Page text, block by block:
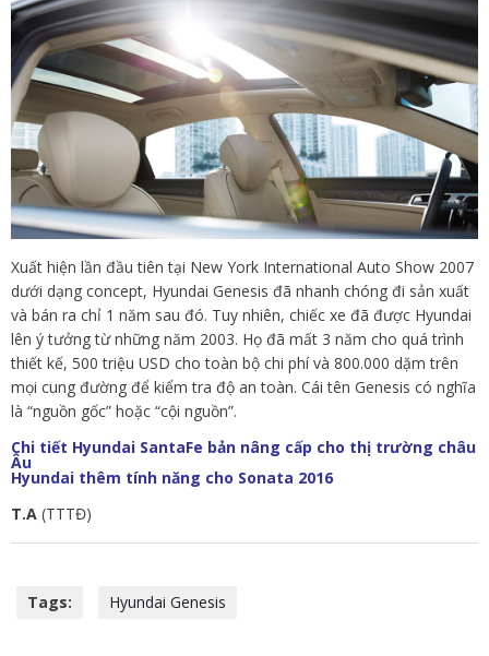
Xuất hiện lần đầu tiên tại New York International Auto Show 2007
dưới dạng concept, Hyundai Genesis đã nhanh chóng đi sản xuất
và bán ra chỉ 1 năm sau đó. Tuy nhiên, chiếc xe đã được Hyundai
lên ý tưởng từ những năm 2003. Họ đã mất 3 năm cho quá trình
thiết kế, 500 triệu USD cho toàn bộ chi phí và 800.000 dặm trên
mọi cung đường để kiểm tra độ an toàn. Cái tên Genesis có nghĩa
là “nguồn gốc” hoặc “cội nguồn”.
Chi tiết Hyundai SantaFe bản nâng cấp cho thị trường châu
Âu
Hyundai thêm tính năng cho Sonata 2016
T.A (TTTĐ)
Tags: Hyundai Genesis